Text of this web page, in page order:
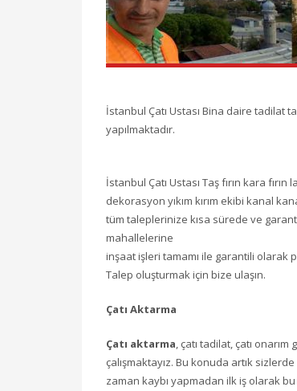
İstanbul Çatı Ustası Bina daire tadilat
yapılmaktadır.
İstanbul Çatı Ustası Taş fırın kara
dekorasyon yıkım kırım ekibi kanal
tüm taleplerinize kısa sürede ve
mahallelerine
inşaat işleri tamamı ile garantili olarak
Talep oluşturmak için bize ulaşın.
Çatı Aktarma
Çatı aktarma, çatı tadilat, çatı
çalışmaktayız. Bu konuda artık
zaman kaybı yapmadan ilk iş olarak